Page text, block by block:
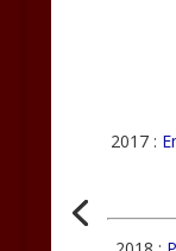
2017 :